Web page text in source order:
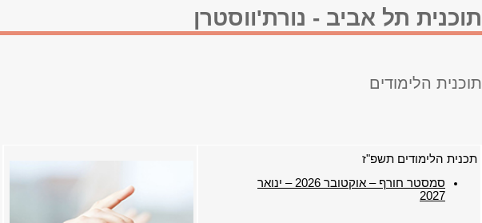
תוכנית תל אביב - נורת'ווסטרן
תוכנית הלימודים
תכנית הלימודים תשפ"ז
סמסטר חורף – אוקטובר 2026 – ינואר
2027